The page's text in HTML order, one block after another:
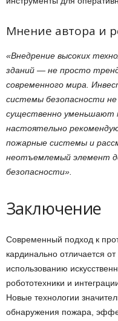
Мнение автора и
«Внедрение высоких
зданий — не просто
современного мира.
системы безопасности
существенно уменьшают
настоятельно
пожарные системы и
неотъемлемый элемент
безопасности».
Заключение
Современный подход к
кардинально отличается
использованию
робототехники и
Новые технологии
обнаружения пожара,